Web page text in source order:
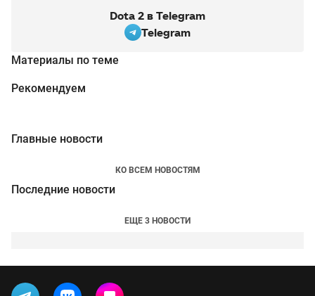
Dota 2 в Telegram
Telegram
Материалы по теме
Рекомендуем
Главные новости
КО ВСЕМ НОВОСТЯМ
Последние новости
ЕЩЕ 3 НОВОСТИ